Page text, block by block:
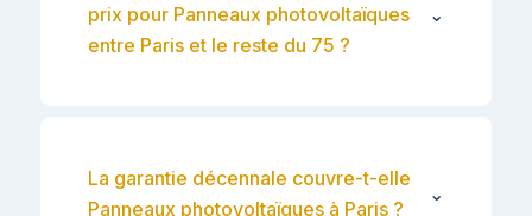
prix pour Panneaux photovoltaïques
entre Paris et le reste du 75 ?
⌄
La garantie décennale couvre-t-elle
Panneaux photovoltaïques à Paris ?
⌄